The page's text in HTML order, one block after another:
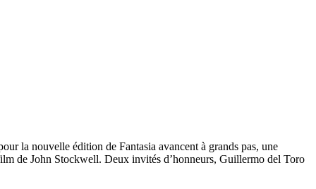
la nouvelle édition de Fantasia avancent à grands pas, une
de John Stockwell. Deux invités d’honneurs, Guillermo del Toro